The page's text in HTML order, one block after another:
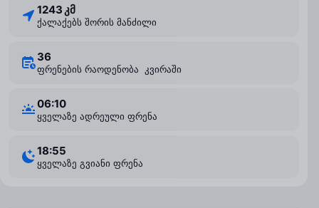
1243 კმ
ქალაქებს შორის მანძილი
36
ფრენების რაოდენობა კვირაში
06:10
ყველაზე ადრეული ფრენა
18:55
ყველაზე გვიანი ფრენა